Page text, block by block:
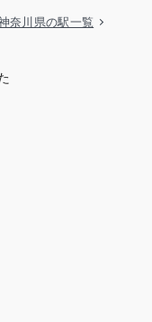
奈川県の駅一覧